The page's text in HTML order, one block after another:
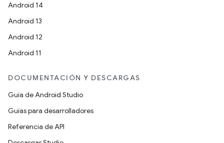
Android 14
Android 13
Android 12
Android 11
DOCUMENTACIÓN Y DESCARGAS
Guía de Android Studio
Guías para desarrolladores
Referencia de API